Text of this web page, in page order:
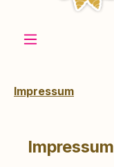
Impressum
Impressum